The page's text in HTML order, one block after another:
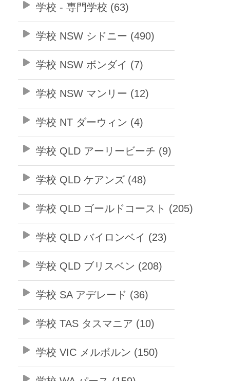
学校 - 専門学校 (63)
学校 NSW シドニー (490)
学校 NSW ボンダイ (7)
学校 NSW マンリー (12)
学校 NT ダーウィン (4)
学校 QLD アーリービーチ (9)
学校 QLD ケアンズ (48)
学校 QLD ゴールドコースト (205)
学校 QLD バイロンベイ (23)
学校 QLD ブリスベン (208)
学校 SA アデレード (36)
学校 TAS タスマニア (10)
学校 VIC メルボルン (150)